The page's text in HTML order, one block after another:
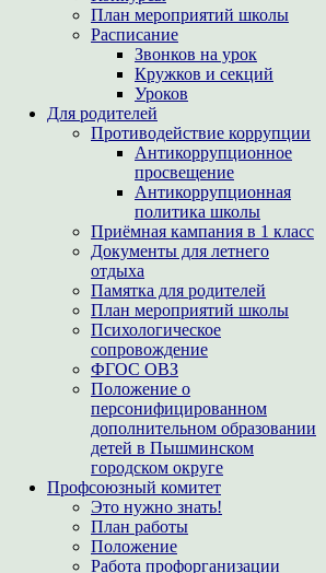
План мероприятий школы
Расписание
Звонков на урок
Кружков и секций
Уроков
Для родителей
Противодействие коррупции
Антикоррупционное
просвещение
Антикоррупционная
политика школы
Приёмная кампания в 1 класс
Документы для летнего
отдыха
Памятка для родителей
План мероприятий школы
Психологическое
сопровождение
ФГОС ОВЗ
Положение о
персонифицированном
дополнительном образовании
детей в Пышминском
городском округе
Профсоюзный комитет
Это нужно знать!
План работы
Положение
Работа профорганизации